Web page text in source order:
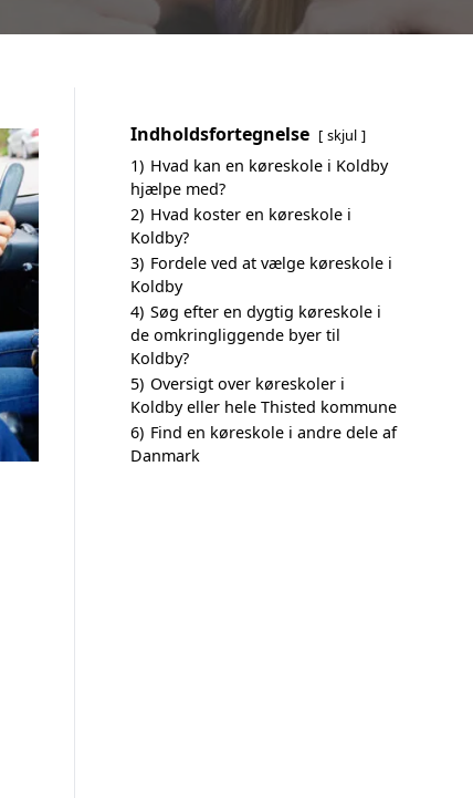
Indholdsfortegnelse skjul
1) Hvad kan en køreskole i Koldby
hjælpe med?
2) Hvad koster en køreskole i
Koldby?
3) Fordele ved at vælge køreskole i
Koldby
4) Søg efter en dygtig køreskole i
de omkringliggende byer til
Koldby?
5) Oversigt over køreskoler i
Koldby eller hele Thisted kommune
6) Find en køreskole i andre dele af
Danmark